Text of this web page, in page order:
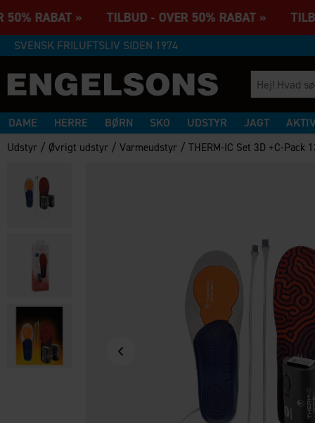
RABAT » TILBUD - OVER 50% RABAT »
SVENSK FRILUFTSLIV SIDEN 1974
DAME HERRE BØRN SKO UDSTYR JAGT
Udstyr / Øvrigt udstyr /Varmeudstyr /THERM-IC Set 3D +C-Pack